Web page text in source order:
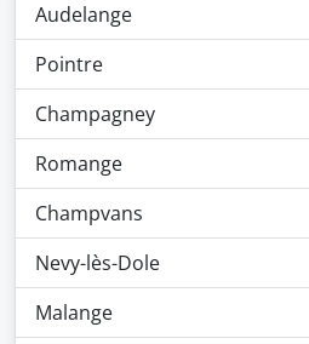
Audelange
Pointre
Champagney
Romange
Champvans
Nevy-lès-Dole
Malange